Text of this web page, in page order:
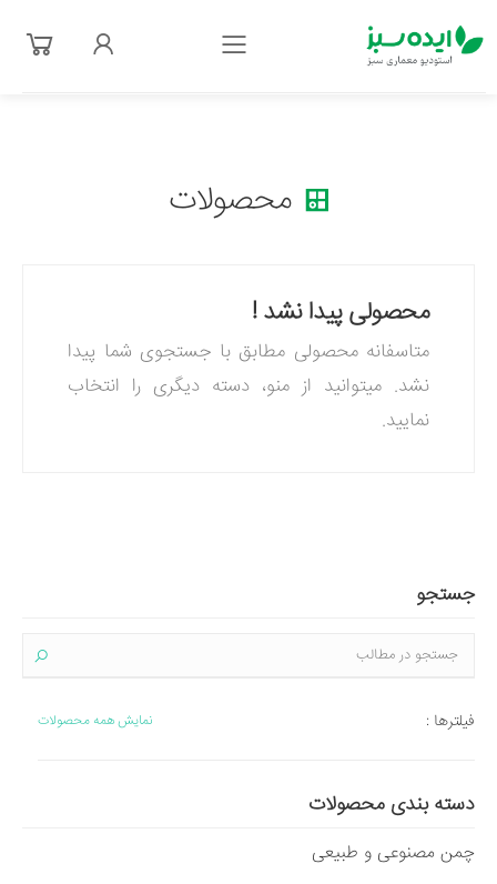
فهرست
محصولات
محصولی پیدا نشد !
متاسفانه محصولی مطابق با جستجوی شما پیدا
نشد. میتوانید از منو، دسته دیگری را انتخاب
نمایید.
جستجو
فیلترها : نمایش همه محصولات
دسته بندی محصولات
چمن مصنوعی و طبیعی